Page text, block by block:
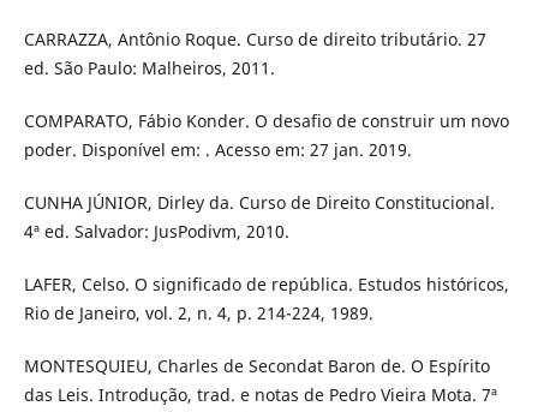
CARRAZZA, Antônio Roque. Curso de direito tributário. 27
ed. São Paulo: Malheiros, 2011.
COMPARATO, Fábio Konder. O desafio de construir um novo
poder. Disponível em: . Acesso em: 27 jan. 2019.
CUNHA JÚNIOR, Dirley da. Curso de Direito Constitucional.
4ª ed. Salvador: JusPodivm, 2010.
LAFER, Celso. O significado de república. Estudos históricos,
Rio de Janeiro, vol. 2, n. 4, p. 214-224, 1989.
MONTESQUIEU, Charles de Secondat Baron de. O Espírito
das Leis. Introdução, trad. e notas de Pedro Vieira Mota. 7ª